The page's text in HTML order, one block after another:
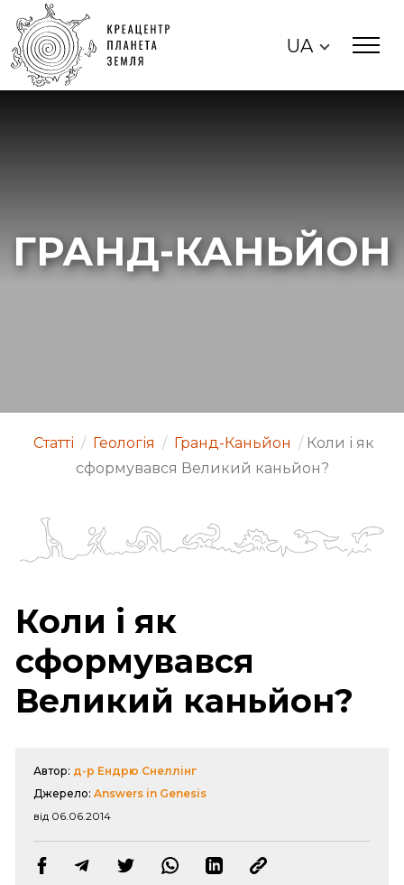
UA
ГРАНД-КАНЬЙОН
Статті / Геологія / Гранд-Каньйон / Коли і як
сформувався Великий каньйон?
Коли і як
сформувався
Великий каньйон?
Автор: д-р Ендрю Снеллінг
Джерело: Answers in Genesis
від 06.06.2014